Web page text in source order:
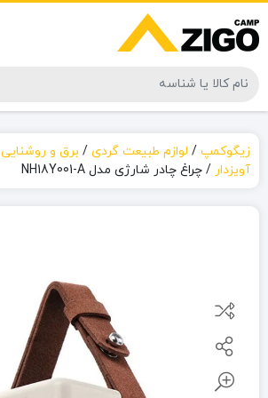
زیگوکمپ / لوازم طبیعت گردی / برق و روشنایی
آویزدار / چراغ چادر شارژی مدل NH18Y001-A